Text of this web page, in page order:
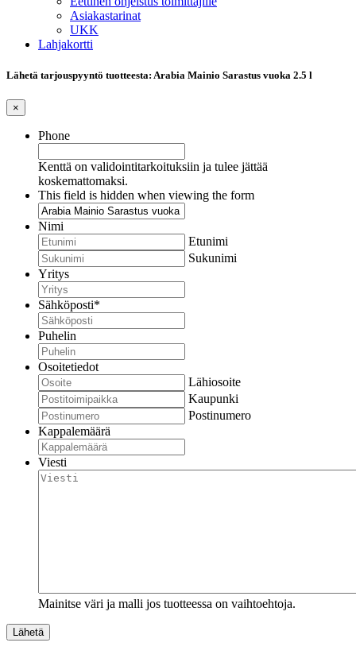
Asiakastarinat
UKK
Lahjakortti
Lähetä tarjouspyyntö tuotteesta: Arabia Mainio Sarastus vuoka 2.5 l
×
Phone
Kenttä on validointitarkoituksiin ja tulee jättää
koskemattomaksi.
This field is hidden when viewing the form
Nimi
Etunimi
Sukunimi
Yritys
Sähköposti*
Puhelin
Osoitetiedot
Lähiosoite
Kaupunki
Postinumero
Kappalemäärä
Viesti
Mainitse väri ja malli jos tuotteessa on vaihtoehtoja.